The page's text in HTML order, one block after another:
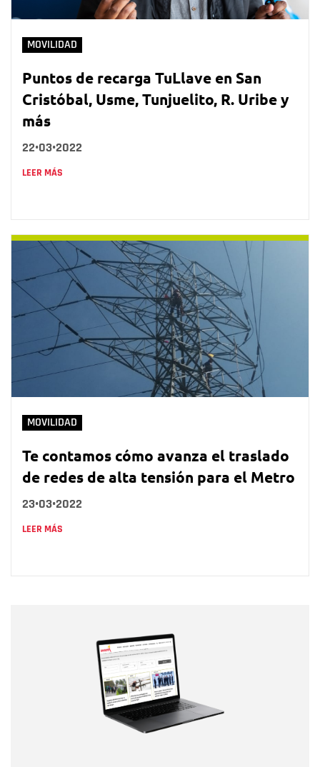
MOVILIDAD
Puntos de recarga TuLlave en San
Cristóbal, Usme, Tunjuelito, R. Uribe y
más
22•03•2022
LEER MÁS
MOVILIDAD
Te contamos cómo avanza el traslado
de redes de alta tensión para el Metro
23•03•2022
LEER MÁS
Correo electrónico
Tipo de comentario